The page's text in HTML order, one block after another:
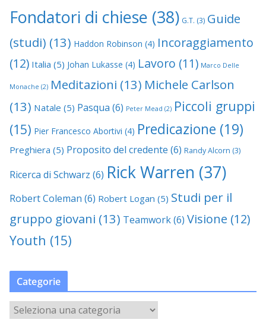
Fondatori di chiese (38) G.T. (3) Guide
(studi) (13) Haddon Robinson (4) Incoraggiamento
(12) Italia (5) Johan Lukasse (4) Lavoro (11) Marco Delle
Monache (2) Meditazioni (13) Michele Carlson
(13) Natale (5) Pasqua (6) Peter Mead (2) Piccoli gruppi
(15) Pier Francesco Abortivi (4) Predicazione (19)
Preghiera (5) Proposito del credente (6) Randy Alcorn (3)
Ricerca di Schwarz (6) Rick Warren (37)
Robert Coleman (6) Robert Logan (5) Studi per il
gruppo giovani (13) Teamwork(6) Visione (12)
Youth (15)
Categorie
a